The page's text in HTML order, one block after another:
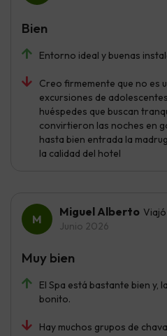
Entorno ideal y buenas
Creo firmemente que no es
excursiones de
huéspedes que buscan
convirtieron las noches en
hasta bien entrada la
la calidad del hotel
Bien
Miguel Alberto
Junio 2026
El Spa está bastante bien y,
bonito.
Hay muchos grupos de
Muy bien